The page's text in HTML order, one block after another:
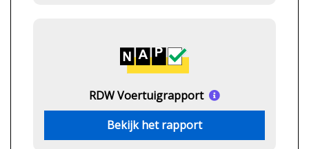
RDW Voertuigrapport
Bekijk het rapport